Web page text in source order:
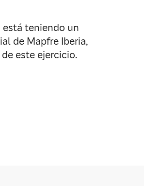
está teniendo un
de Mapfre Iberia,
este ejercicio.